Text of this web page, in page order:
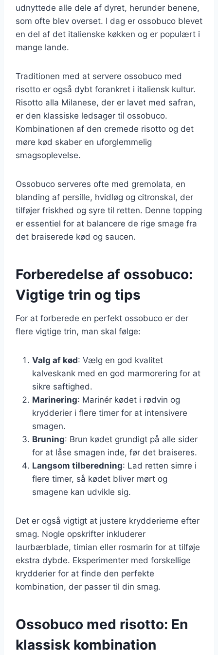
udnyttede alle dele af dyret, herunder benene,
som ofte blev overset. I dag er ossobuco blevet
en del af det italienske køkken og er populært i
mange lande.
Traditionen med at servere ossobuco med
risotto er også dybt forankret i italiensk kultur.
Risotto alla Milanese, der er lavet med safran,
er den klassiske ledsager til ossobuco.
Kombinationen af den cremede risotto og det
møre kød skaber en uforglemmelig
smagsoplevelse.
Ossobuco serveres ofte med gremolata, en
blanding af persille, hvidløg og citronskal, der
tilføjer friskhed og syre til retten. Denne topping
er essentiel for at balancere de rige smage fra
det braiserede kød og saucen.
Forberedelse af ossobuco:
Vigtige trin og tips
For at forberede en perfekt ossobuco er der
flere vigtige trin, man skal følge:
Valg af kød: Vælg en god kvalitet
kalveskank med en god marmorering for at
sikre saftighed.
Marinering: Marinér kødet i rødvin og
krydderier i flere timer for at intensivere
smagen.
Bruning: Brun kødet grundigt på alle sider
for at låse smagen inde, før det braiseres.
Langsom tilberedning: Lad retten simre i
flere timer, så kødet bliver mørt og
smagene kan udvikle sig.
Det er også vigtigt at justere krydderierne efter
smag. Nogle opskrifter inkluderer
laurbærblade, timian eller rosmarin for at tilføje
ekstra dybde. Eksperimenter med forskellige
krydderier for at finde den perfekte
kombination, der passer til din smag.
Ossobuco med risotto: En
klassisk kombination